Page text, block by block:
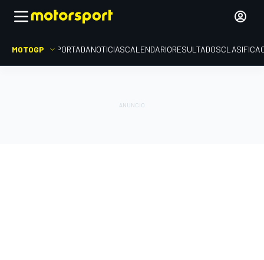
MOTOGP PORTADANOTICIASCALENDARIORESULTADOS